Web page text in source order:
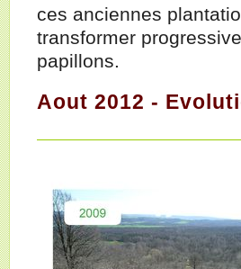
ces anciennes
transformer
papillons.
Aout 2012 -